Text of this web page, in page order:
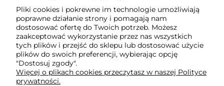
Moje konto
Płatności i dostawa
Informacje
Pliki cookies i pokrewne im technologie umożliwiają
poprawne działanie strony i pomagają nam
dostosować ofertę do Twoich potrzeb. Możesz
zaakceptować wykorzystanie przez nas wszystkich
tych plików i przejść do sklepu lub dostosować użycie
plików do swoich preferencji, wybierając opcję
"Dostosuj zgody".
Więcej o plikach cookies przeczytasz w naszej Polityce
prywatności.